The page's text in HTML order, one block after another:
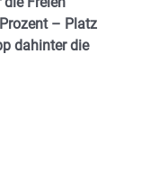
– Platz
dahinter die